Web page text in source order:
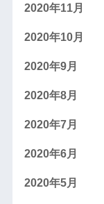
2020年11月
2020年10月
2020年9月
2020年8月
2020年7月
2020年6月
2020年5月